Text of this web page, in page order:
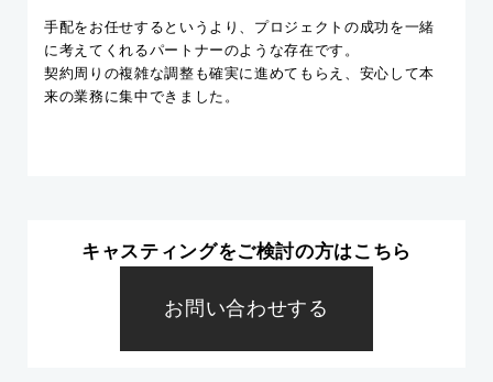
手配をお任せするというより、プロジェクトの成功を一緒
に考えてくれるパートナーのような存在です。
契約周りの複雑な調整も確実に進めてもらえ、安心して本
来の業務に集中できました。
キャスティングをご検討の方はこちら
お問い合わせする